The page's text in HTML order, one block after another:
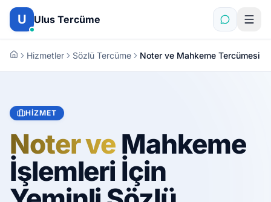
İçeriğe atla
U Ulus Tercüme
Hizmetler Sözlü Tercüme Noter ve Mahkeme Tercümesi
HIZMET
Noter ve Mahkeme
İşlemleri İçin